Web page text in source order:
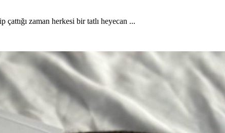
zaman herkesi bir tatlı heyecan ...